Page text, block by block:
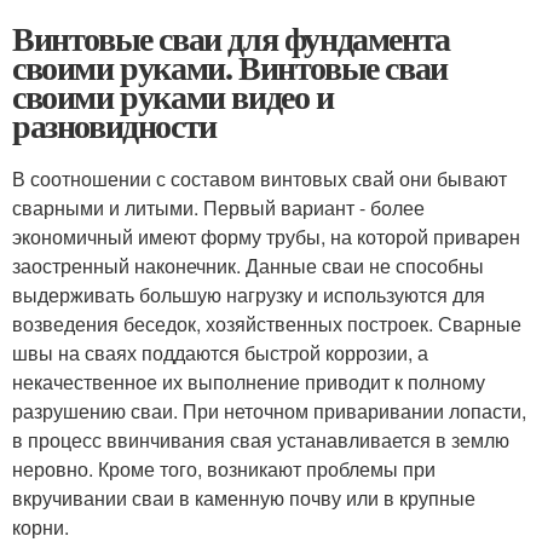
Винтовые сваи для фундамента
своими руками. Винтовые сваи
своими руками видео и
разновидности
В соотношении с составом винтовых свай они бывают
сварными и литыми. Первый вариант - более
экономичный имеют форму трубы, на которой приварен
заостренный наконечник. Данные сваи не способны
выдерживать большую нагрузку и используются для
возведения беседок, хозяйственных построек. Сварные
швы на сваях поддаются быстрой коррозии, а
некачественное их выполнение приводит к полному
разрушению сваи. При неточном приваривании лопасти,
в процесс ввинчивания свая устанавливается в землю
неровно. Кроме того, возникают проблемы при
вкручивании сваи в каменную почву или в крупные
корни.